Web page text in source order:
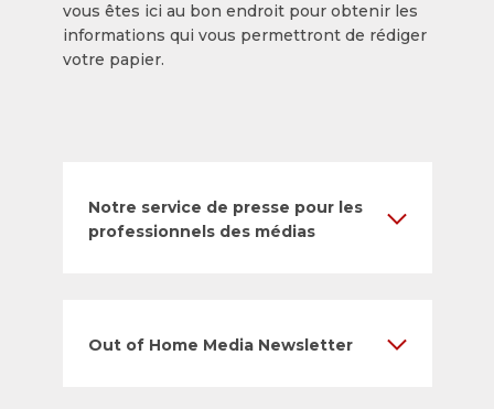
vous êtes ici au bon endroit pour obtenir les
informations qui vous permettront de rédiger
votre papier.
Notre service de presse pour les
professionnels des médias
Out of Home Media Newsletter